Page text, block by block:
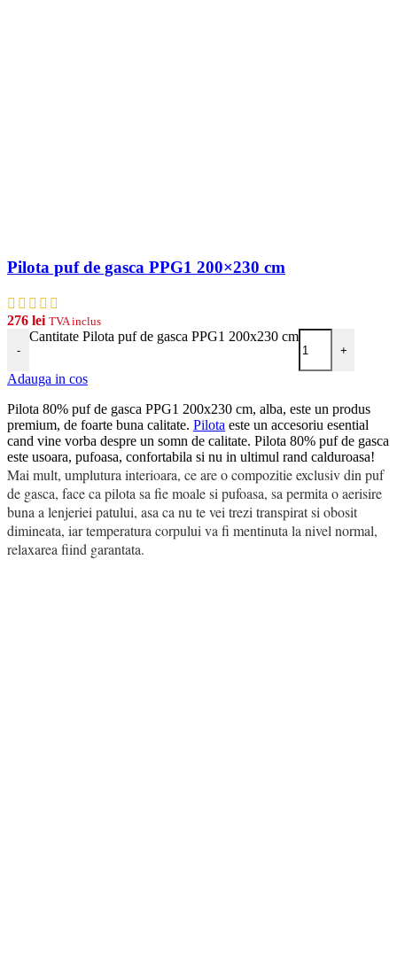
Pilota puf de gasca PPG1 200×230 cm
276 lei TVA inclus
-
Cantitate Pilota puf de gasca PPG1 200x230 cm
+
Adauga in cos
Pilota 80% puf de gasca PPG1 200x230 cm, alba, este un produs
premium, de foarte buna calitate. Pilota este un accesoriu esential
cand vine vorba despre un somn de calitate. Pilota 80% puf de gasca
este usoara, pufoasa, confortabila si nu in ultimul rand calduroasa!
Mai mult, umplutura interioara, ce are o compozitie exclusiv din puf
de gasca, face ca pilota sa fie moale si pufoasa, sa permita o aerisire
buna a lenjeriei patului, asa ca nu te vei trezi transpirat si obosit
dimineata, iar temperatura corpului va fi mentinuta la nivel normal,
relaxarea fiind garantata.